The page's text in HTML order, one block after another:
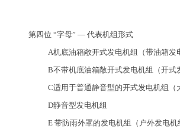
第四位 “字母” — 代表机组形式
A机底油箱敞开式发电机组（带油箱发
B不带机底油箱敞开式发电机组（开式
C适用于普通静音型的开式发电机组（
D静音型发电机组
E 带防雨外罩的发电机组
（ 户外发电机